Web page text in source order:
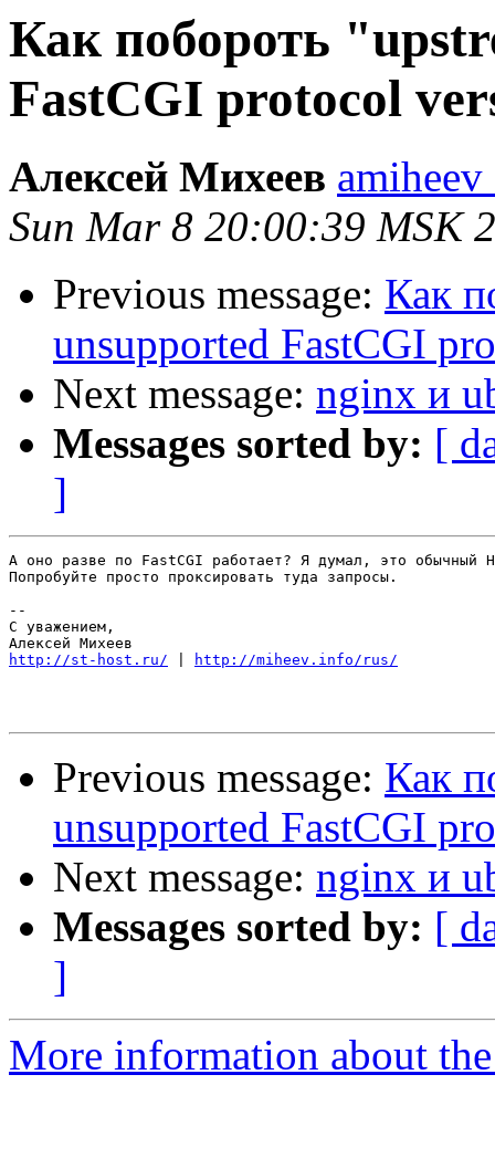
Как побороть
FastCGI protocol
Алексей Михеев
Sun Mar 8 20:00:39 MSK
Previous message: Как
unsupported FastCGI
Next message: nginx и
Messages sorted by: [
]
А оно разве по FastCGI работает? Я думал, это обычный
Попробуйте просто проксировать туда запросы.
--
С уважением,
http://st-host.ru/
http://miheev.info/rus/
Previous message: Как
unsupported FastCGI
Next message: nginx и
Messages sorted by: [
]
More information about